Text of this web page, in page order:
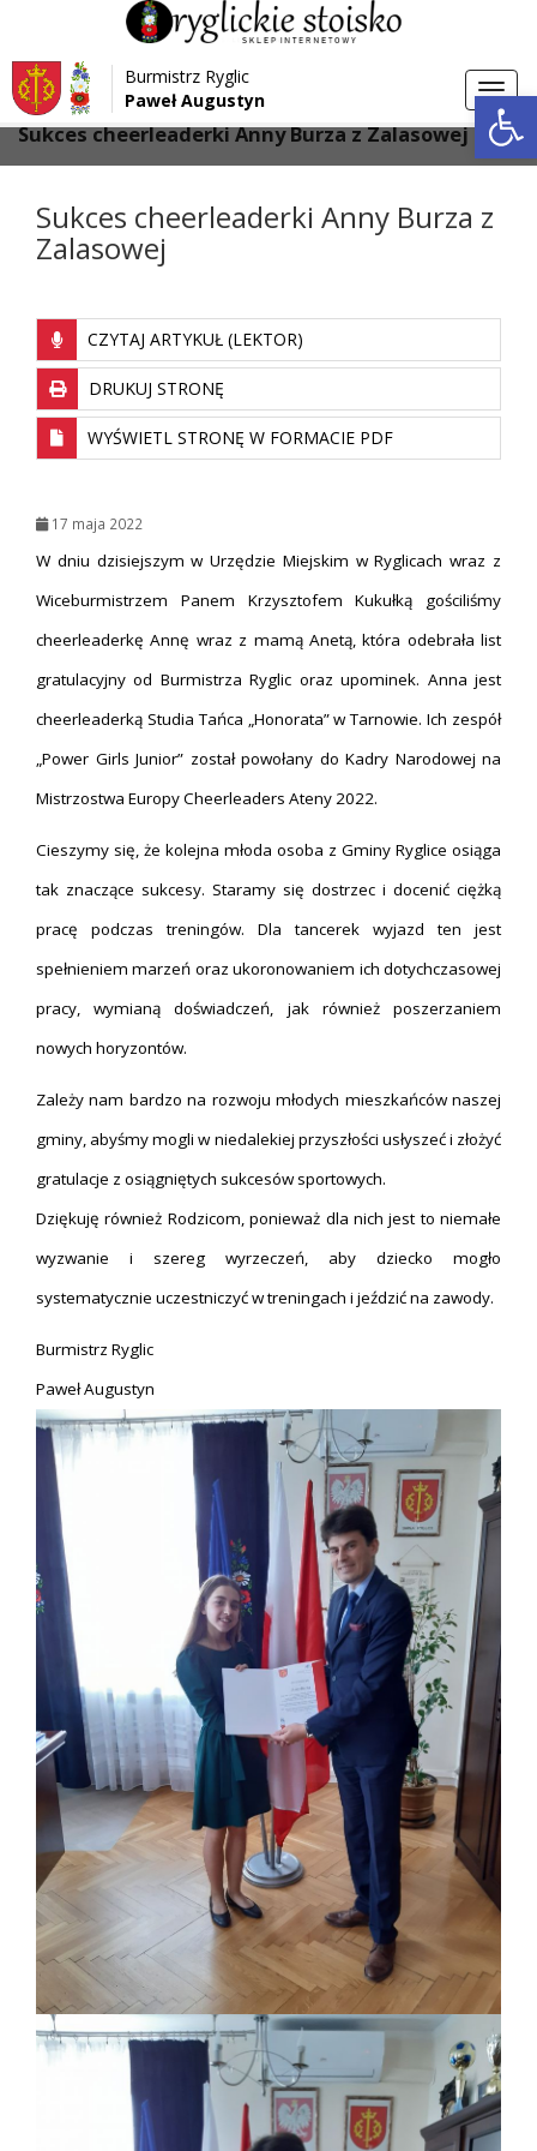
Przejdź do menu
Przejdź do głównej treści strony
Przejdź do stopki strony
Burmistrz Ryglic
Paweł Augustyn
Strona główna > Aktualności
Sukces cheerleaderki Anny Burza z Zalasowej
Sukces cheerleaderki Anny Burza z
Zalasowej
CZYTAJ ARTYKUŁ (LEKTOR)
DRUKUJ STRONĘ
WYŚWIETL STRONĘ W FORMACIE PDF
17 maja 2022
W dniu dzisiejszym w Urzędzie Miejskim w Ryglicach wraz z
Wiceburmistrzem Panem Krzysztofem Kukułką gościliśmy
cheerleaderkę Annę wraz z mamą Anetą, która odebrała list
gratulacyjny od Burmistrza Ryglic oraz upominek. Anna jest
cheerleaderką Studia Tańca „Honorata” w Tarnowie. Ich zespół
„Power Girls Junior” został powołany do Kadry Narodowej na
Mistrzostwa Europy Cheerleaders Ateny 2022.
Cieszymy się, że kolejna młoda osoba z Gminy Ryglice osiąga
tak znaczące sukcesy. Staramy się dostrzec i docenić ciężką
pracę podczas treningów. Dla tancerek wyjazd ten jest
spełnieniem marzeń oraz ukoronowaniem ich dotychczasowej
pracy, wymianą doświadczeń, jak również poszerzaniem
nowych horyzontów.
Zależy nam bardzo na rozwoju młodych mieszkańców naszej
gminy, abyśmy mogli w niedalekiej przyszłości usłyszeć i złożyć
gratulacje z osiągniętych sukcesów sportowych.
Dziękuję również Rodzicom, ponieważ dla nich jest to niemałe
wyzwanie i szereg wyrzeczeń, aby dziecko mogło
systematycznie uczestniczyć w treningach i jeździć na zawody.
Burmistrz Ryglic
Paweł Augustyn